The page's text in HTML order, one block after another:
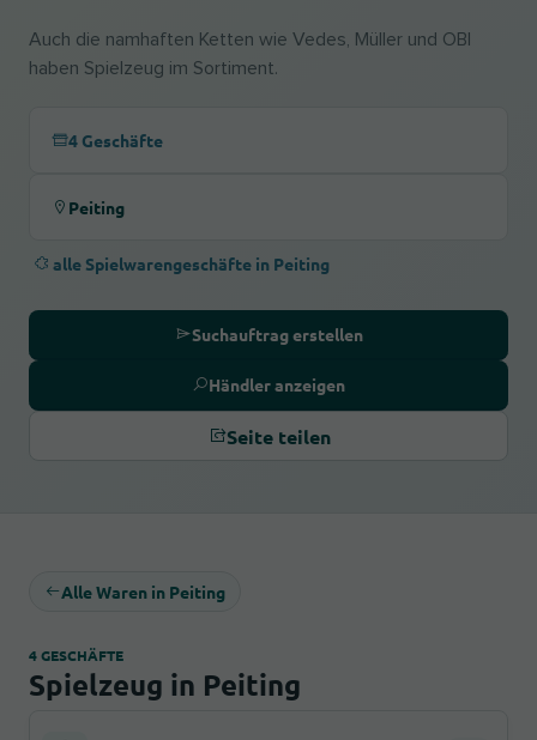
Auch die namhaften Ketten wie Vedes, Müller und OBI
haben Spielzeug im Sortiment.
4 Geschäfte
Peiting
alle Spielwarengeschäfte in Peiting
Suchauftrag erstellen
Händler anzeigen
Seite teilen
Alle Waren in Peiting
4 GESCHÄFTE
Spielzeug in Peiting